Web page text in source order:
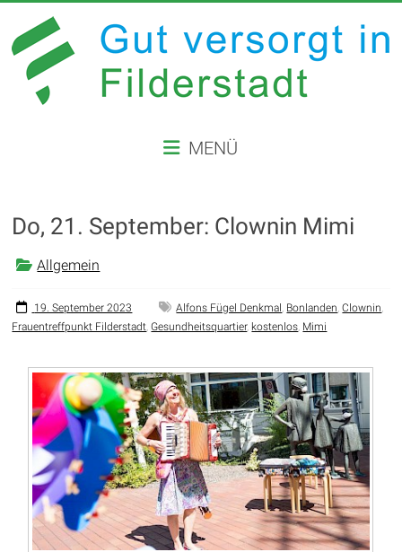
Inhalt
springen
VERSORGT
FILDERSTADT
Website
Stadt
Filderstadt
MENÜ
Do, 21. September: Clownin Mimi
Allgemein
19. September 2023 Alfons Fügel Denkmal , Bonlanden,Clownin,
Frauentreffpunkt Filderstadt,Gesundheitsquartier, kostenlos, Mimi